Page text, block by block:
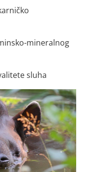
mineralnog
sluha